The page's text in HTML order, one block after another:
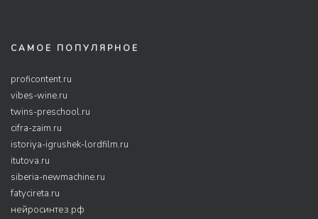
САМОЕ ПОПУЛЯРНОЕ
proficontent.ru
vibes-wine.ru
twins-preschool.ru
cifra-zaim.ru
istoriya-igrushek-lordfilm.ru
itutova.ru
siberia-newmachine.ru
fatycireta.ru
нейросинтез.рф